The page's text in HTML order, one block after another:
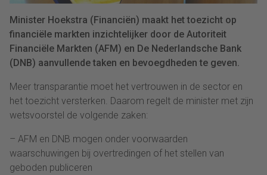
Minister Hoekstra (Financiën) maakt het toezicht op
financiële markten inzichtelijker door de Autoriteit
Financiële Markten (AFM) en De Nederlandsche Bank
(DNB) aanvullende taken en bevoegdheden te geven.
Meer transparantie moet het vertrouwen in de sector en
het toezicht versterken. Daarom regelt de minister met zijn
wetsvoorstel de volgende zaken:
– AFM en DNB mogen onder voorwaarden
waarschuwingen bij overtredingen of het stellen van
geboden publiceren